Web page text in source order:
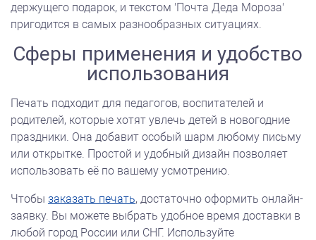
держущего подарок, и текстом 'Почта Деда Мороза'
пригодится в самых разнообразных ситуациях.
Сферы применения и удобство
использования
Печать подходит для педагогов, воспитателей и
родителей, которые хотят увлечь детей в новогодние
праздники. Она добавит особый шарм любому письму
или открытке. Простой и удобный дизайн позволяет
использовать её по вашему усмотрению.
Чтобы заказать печать, достаточно оформить онлайн-
заявку. Вы можете выбрать удобное время доставки в
любой город России или СНГ. Используйте